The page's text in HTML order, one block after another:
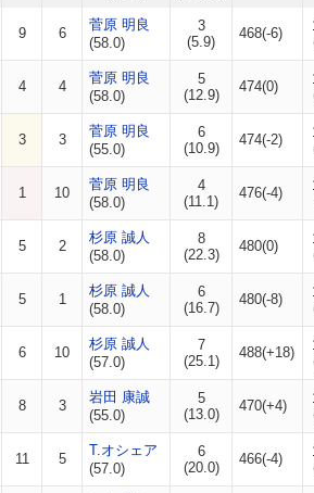
9 6
菅原 明良
(58.0)
3
(5.9)
468(-6)
4 4
菅原 明良
(58.0)
5
(12.9)
474(0)
3 3
菅原 明良
(55.0)
6
(10.9)
474(-2)
1 10
菅原 明良
(58.0)
4
(11.1)
476(-4)
5 2
杉原 誠人
(58.0)
8
(22.3)
480(0)
5 1
杉原 誠人
(58.0)
6
(16.7)
480(-8)
6 10
杉原 誠人
(57.0)
7
(25.1)
488(+18)
8 3
岩田 康誠
(55.0)
5
(13.0)
470(+4)
11 5
T.オシェア
(57.0)
6
(20.0)
466(-4)